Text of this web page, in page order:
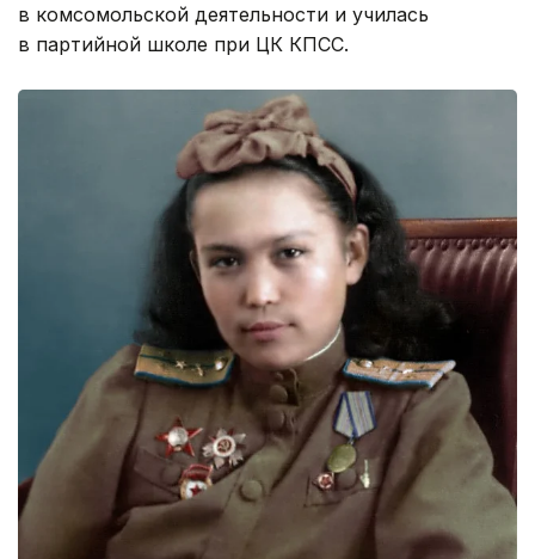
в комсомольской деятельности и училась
в партийной школе при ЦК КПСС.